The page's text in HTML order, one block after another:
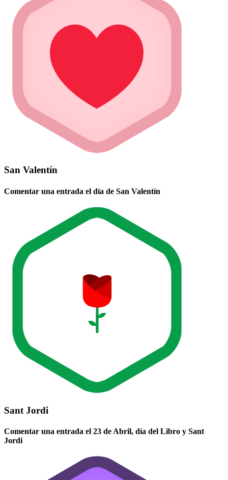
San Valentín
Comentar una entrada el día de San Valentín
Sant Jordi
Comentar una entrada el 23 de Abril, día del Libro y Sant
Jordi